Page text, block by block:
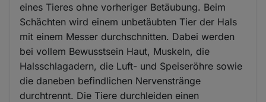
eines Tieres ohne vorheriger Betäubung. Beim
Schächten wird einem unbetäubten Tier der Hals
mit einem Messer durchschnitten. Dabei werden
bei vollem Bewusstsein Haut, Muskeln, die
Halsschlagadern, die Luft- und Speiseröhre sowie
die daneben befindlichen Nervenstränge
durchtrennt. Die Tiere durchleiden einen